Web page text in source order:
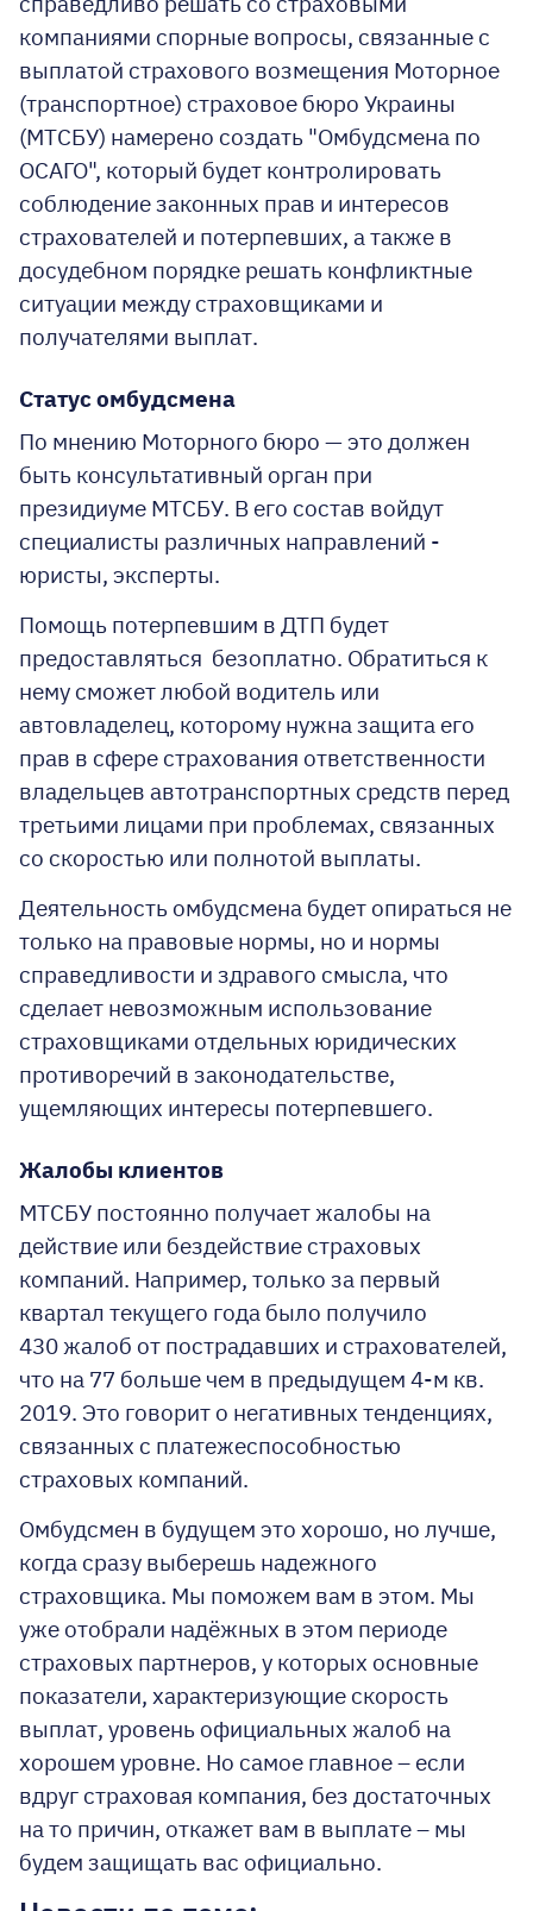
компаниями спорные вопросы, связанные с
выплатой страхового возмещения Моторное
(транспортное) страховое бюро Украины
(МТСБУ) намерено создать "Омбудсмена по
ОСАГО", который будет контролировать
соблюдение законных прав и интересов
страхователей и потерпевших, а также в
досудебном порядке решать конфликтные
ситуации между страховщиками и
получателями выплат.
Статус омбудсмена
По мнению Моторного бюро — это должен
быть консультативный орган при
президиуме МТСБУ. В его состав войдут
специалисты различных направлений -
юристы, эксперты.
Помощь потерпевшим в ДТП будет
предоставляться безоплатно. Обратиться к
нему сможет любой водитель или
автовладелец, которому нужна защита его
прав в сфере страхования ответственности
владельцев автотранспортных средств перед
третьими лицами при проблемах, связанных
со скоростью или полнотой выплаты.
Деятельность омбудсмена будет опираться не
только на правовые нормы, но и нормы
справедливости и здравого смысла, что
сделает невозможным использование
страховщиками отдельных юридических
противоречий в законодательстве,
ущемляющих интересы потерпевшего.
Жалобы клиентов
МТСБУ постоянно получает жалобы на
действие или бездействие страховых
компаний. Например, только за первый
квартал текущего года было получило
430 жалоб от пострадавших и страхователей,
что на 77 больше чем в предыдущем 4-м кв.
2019. Это говорит о негативных тенденциях,
связанных с платежеспособностью
страховых компаний.
Омбудсмен в будущем это хорошо, но лучше,
когда сразу выберешь надежного
страховщика. Мы поможем вам в этом. Мы
уже отобрали надёжных в этом периоде
страховых партнеров, у которых основные
показатели, характеризующие скорость
выплат, уровень официальных жалоб на
хорошем уровне. Но самое главное – если
вдруг страховая компания, без достаточных
на то причин, откажет вам в выплате – мы
будем защищать вас официально.